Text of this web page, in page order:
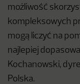
możliwość
kompleksowych
mogą liczyć na
najlepiej
Kochanowski,
Polska.